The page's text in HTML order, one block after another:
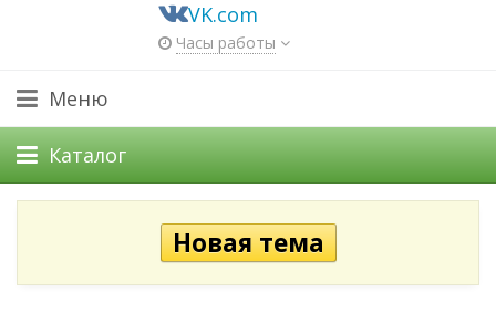
VK.com
Часы работы
Меню
Каталог